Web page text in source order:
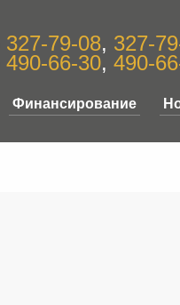
327-79-08, 327-
490-66-30, 490-
Финансирование